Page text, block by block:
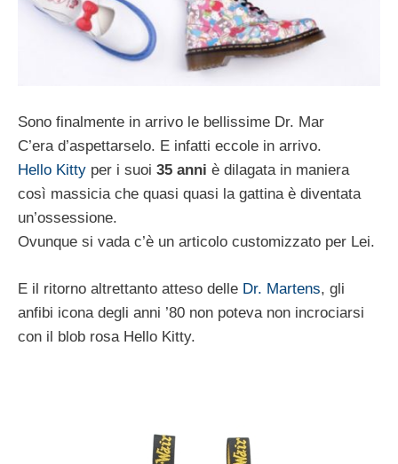
Sono finalmente in arrivo le bellissime Dr. Mar
C’era d’aspettarselo. E infatti eccole in arrivo.
Hello Kitty per i suoi 35 anni è dilagata in maniera
così massicia che quasi quasi la gattina è diventata
un’ossessione.
Ovunque si vada c’è un articolo customizzato per Lei.
E il ritorno altrettanto atteso delle Dr. Martens, gli
anfibi icona degli anni ’80 non poteva non incrociarsi
con il blob rosa Hello Kitty.